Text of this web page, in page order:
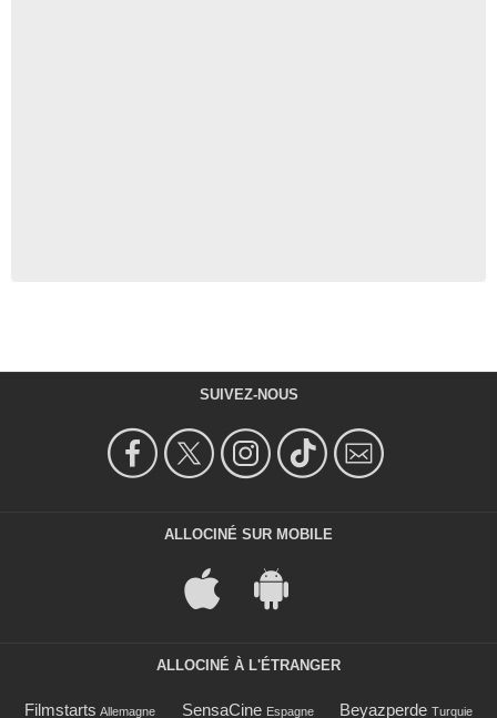
SUIVEZ-NOUS
ALLOCINÉ SUR MOBILE
ALLOCINÉ À L'ÉTRANGER
Filmstarts Allemagne SensaCine Espagne Beyazperde Turquie